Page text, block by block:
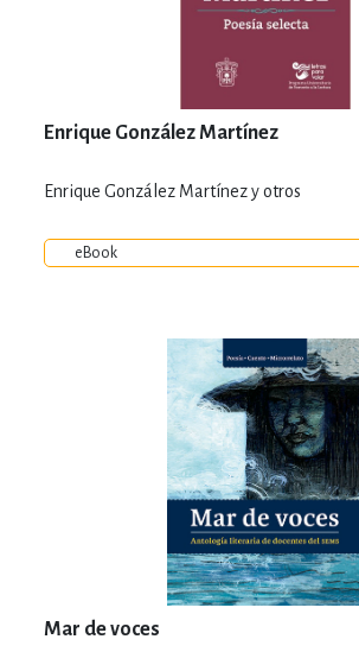
Enrique González Martínez
Enrique González Martínez y otros
eBook
Mar de voces